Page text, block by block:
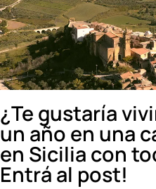
¿Te gustaría
un año en una
en Sicilia con
Entrá al post!